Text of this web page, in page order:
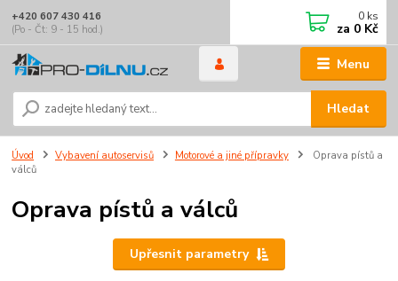
Menu
Hledat
+420 607 430 416
(Po - Čt: 9 - 15 hod.)
0 ks
za 0 Kč
Úvod Vybavení autoservisů Motorové a jiné přípravky
Oprava pístů a
válců
Oprava pístů a válců
Upřesnit parametry